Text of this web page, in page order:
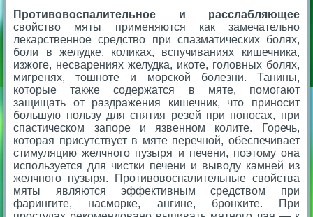
Противовоспалительное и расслабляющее
свойство мяты применяются как замечательно
лекарственное средство при спазматических болях,
боли в желудке, коликах, вспучиваниях кишечника,
изжоге, несварениях желудка, икоте, головных болях,
мигренях, тошноте и морской болезни. Танины,
которые также содержатся в мяте, помогают
защищать от раздражения кишечник, что приносит
большую пользу для снятия резей при поносах, при
спастическом запоре и язвенном колите. Горечь,
которая присутствует в мяте перечной, обеспечивает
стимуляцию желчного пузыря и печени, поэтому она
используется для чистки печени и выводу камней из
желчного пузыря. Противовоспалительные свойства
мяты являются эффективным средством при
фарингите, насморке, ангине, бронхите. При